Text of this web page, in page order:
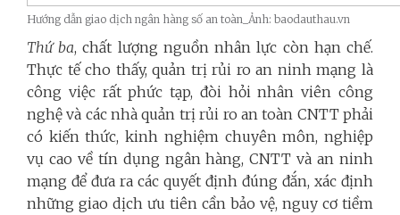
Hướng dẫn giao dịch ngân hàng số an toàn_Ảnh: baodauthau.vn
Thứ ba, chất lượng nguồn nhân lực còn hạn chế.
Thực tế cho thấy, quản trị rủi ro an ninh mạng là
công việc rất phức tạp, đòi hỏi nhân viên công
nghệ và các nhà quản trị rủi ro an toàn CNTT phải
có kiến thức, kinh nghiệm chuyên môn, nghiệp
vụ cao về tín dụng ngân hàng, CNTT và an ninh
mạng để đưa ra các quyết định đúng đắn, xác định
những giao dịch ưu tiên cần bảo vệ, nguy cơ tiềm